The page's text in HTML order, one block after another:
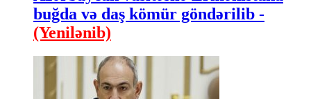
buğda və daş kömür göndərilib -
(Yenilənib)